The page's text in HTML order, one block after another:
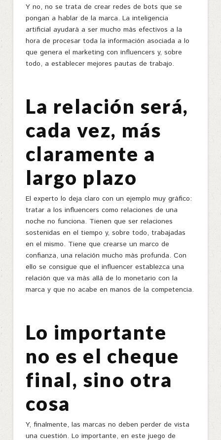
Y no, no se trata de crear redes de bots que se
pongan a hablar de la marca. La inteligencia
artificial ayudará a ser mucho más efectivos a la
hora de procesar toda la información asociada a lo
que genera el marketing con influencers y, sobre
todo, a establecer mejores pautas de trabajo.
La relación será,
cada vez, más
claramente a
largo plazo
El experto lo deja claro con un ejemplo muy gráfico:
tratar a los influencers como relaciones de una
noche no funciona. Tienen que ser relaciones
sostenidas en el tiempo y, sobre todo, trabajadas
en el mismo. Tiene que crearse un marco de
confianza, una relación mucho más profunda. Con
ello se consigue que el influencer establezca una
relación que va más allá de lo monetario con la
marca y que no acabe en manos de la competencia.
Lo importante
no es el cheque
final, sino otra
cosa
Y, finalmente, las marcas no deben perder de vista
una cuestión. Lo importante, en este juego de